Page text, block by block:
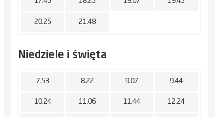
20.25 21.48
Niedziele i święta
7.53 8.22 9.07 9.44
10.24 11.06 11.44 12.24